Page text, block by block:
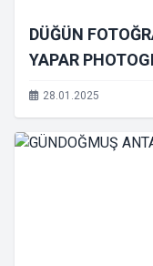
DÜĞÜN
YAPAR
28.01.2025